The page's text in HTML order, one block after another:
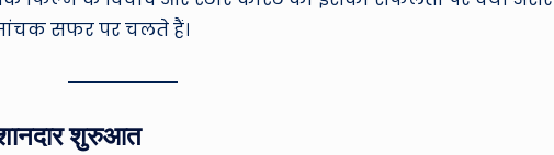
सफर पर चलते हैं।
शुरुआत